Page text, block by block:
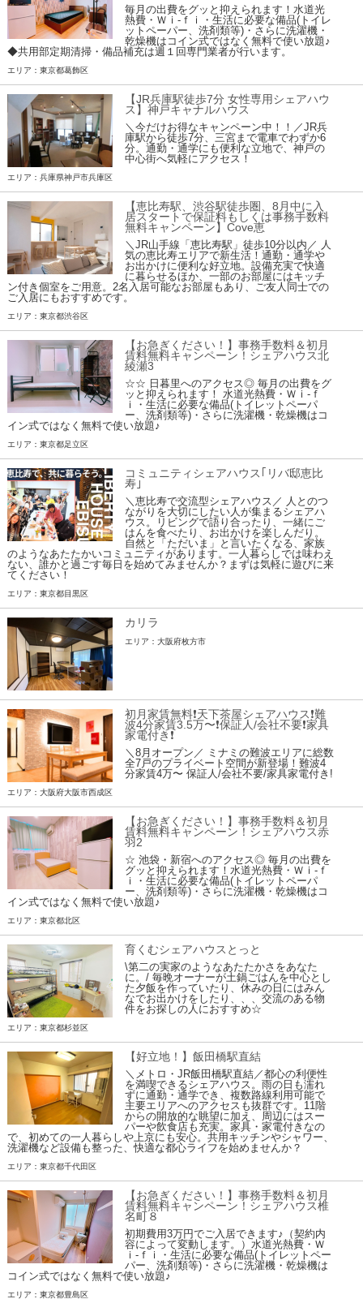
毎月の出費をグッと抑えられます！水道光
熱費・Ｗｉ-ｆｉ・生活に必要な備品(トイレ
ットペーパー、洗剤類等)・さらに洗濯機・
乾燥機はコイン式ではなく無料で使い放題♪
◆共用部定期清掃・備品補充は週１回専門業者が行います。
エリア：東京都葛飾区
【JR兵庫駅徒歩7分 女性専用シェアハウ
ス】神戸キャナルハウス
＼今だけお得なキャンペーン中！！／JR兵
庫駅から徒歩7分、三宮まで電車でわずか6
分。通勤・通学にも便利な立地で、神戸の
中心街へ気軽にアクセス！
エリア：兵庫県神戸市兵庫区
【恵比寿駅、渋谷駅徒歩圏、8月中に入
居スタートで保証料もしくは事務手数料
無料キャンペーン】Cove恵
＼JR山手線「恵比寿駅」徒歩10分以内／ 人
気の恵比寿エリアで新生活！通勤・通学や
お出かけに便利な好立地。設備充実で快適
に暮らせるほか、一部のお部屋にはキッチ
ン付き個室をご用意。2名入居可能なお部屋もあり、ご友人同士での
ご入居にもおすすめです。
エリア：東京都渋谷区
【お急ぎください！】事務手数料＆初月
賃料無料キャンペーン！シェアハウス北
綾瀬3
☆☆ 日暮里へのアクセス◎ 毎月の出費をグ
ッと抑えられます！ 水道光熱費・Ｗｉ-ｆ
ｉ・生活に必要な備品(トイレットペーパ
ー、洗剤類等)・さらに洗濯機・乾燥機はコ
イン式ではなく無料で使い放題♪
エリア：東京都足立区
コミュニティシェアハウス｢リバ邸恵比
寿｣
＼恵比寿で交流型シェアハウス／ 人とのつ
ながりを大切にしたい人が集まるシェアハ
ウス。リビングで語り合ったり、一緒にご
はんを食べたり、お出かけを楽しんだり。
自然と「ただいま」と言いたくなる、家族
のようなあたたかいコミュニティがあります。一人暮らしでは味わえ
ない、誰かと過ごす毎日を始めてみませんか？まずは気軽に遊びに来
てください！
エリア：東京都目黒区
カリラ
エリア：大阪府枚方市
初月家賃無料❗️天下茶屋シェアハウス❗️難
波4分家賃3.5万〜❗️保証人/会社不要❗️家具
家電付き❗
＼8月オープン／ ミナミの難波エリアに総数
全7戸のプライベート空間が新登場！難波4
分家賃4万〜 保証人/会社不要/家具家電付き!
エリア：大阪府大阪市西成区
【お急ぎください！】事務手数料＆初月
賃料無料キャンペーン！シェアハウス赤
羽2
☆ 池袋・新宿へのアクセス◎ 毎月の出費を
グッと抑えられます！水道光熱費・Ｗｉ-ｆ
ｉ・生活に必要な備品(トイレットペーパ
ー、洗剤類等)・さらに洗濯機・乾燥機はコ
イン式ではなく無料で使い放題♪
エリア：東京都北区
育くむシェアハウスとっと
\第二の実家のようなあたたかさをあなた
に。/ 毎晩オーナーが土鍋ごはんを中心とし
た夕飯を作っていたり、休みの日にはみん
なでお出かけをしたり、、、交流のある物
件をお探しの人におすすめ☆
エリア：東京都杉並区
【好立地！】飯田橋駅直結
＼メトロ・JR飯田橋駅直結／都心の利便性
を満喫できるシェアハウス。雨の日も濡れ
ずに通勤・通学でき、複数路線利用可能で
主要エリアへのアクセスも抜群です。11階
からの開放的な眺望に加え、周辺にはスー
パーや飲食店も充実。家具・家電付きなの
で、初めての一人暮らしや上京にも安心。共用キッチンやシャワー、
洗濯機など設備も整った、快適な都心ライフを始めませんか？
エリア：東京都千代田区
【お急ぎください！】事務手数料＆初月
賃料無料キャンペーン！シェアハウス椎
名町８
初期費用3万円でご入居できます♪（契約内
容によって変動します。）水道光熱費・Ｗ
ｉ-ｆｉ・生活に必要な備品(トイレットペー
パー、洗剤類等)・さらに洗濯機・乾燥機は
コイン式ではなく無料で使い放題♪
エリア：東京都豊島区